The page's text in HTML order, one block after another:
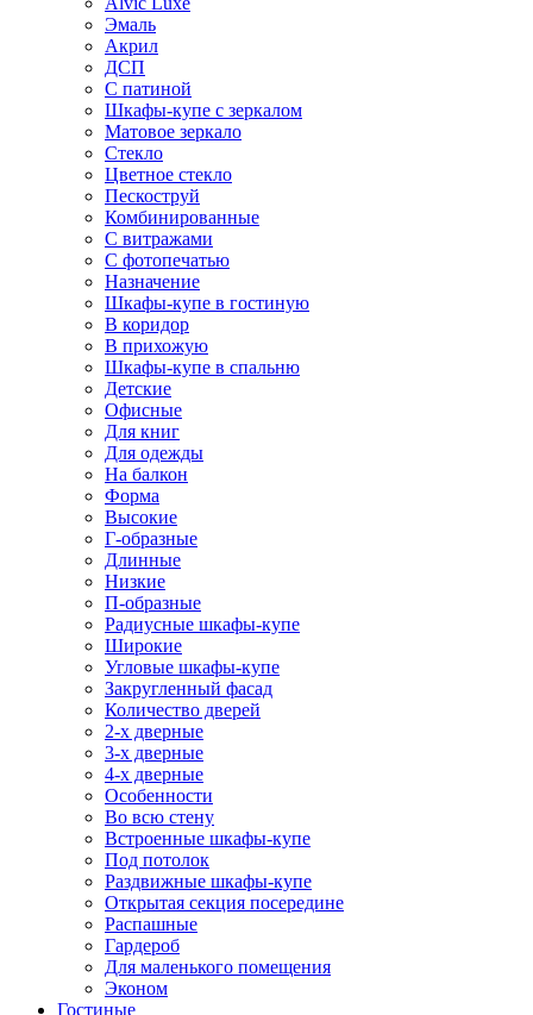
Эмаль
Акрил
ДСП
С патиной
Шкафы-купе с зеркалом
Матовое зеркало
Стекло
Цветное стекло
Пескоструй
Комбинированные
С витражами
С фотопечатью
Назначение
Шкафы-купе в гостиную
В коридор
В прихожую
Шкафы-купе в спальню
Детские
Офисные
Для книг
Для одежды
На балкон
Форма
Высокие
Г-образные
Длинные
Низкие
П-образные
Радиусные шкафы-купе
Широкие
Угловые шкафы-купе
Закругленный фасад
Количество дверей
2-х дверные
3-х дверные
4-х дверные
Особенности
Во всю стену
Встроенные шкафы-купе
Под потолок
Раздвижные шкафы-купе
Открытая секция посередине
Распашные
Гардероб
Для маленького помещения
Эконом
Гостиные